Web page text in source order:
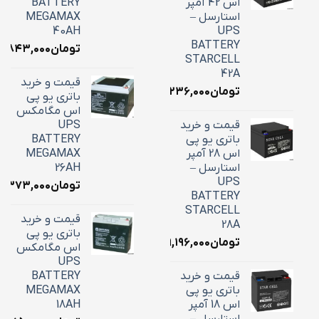
اس 42 آمپر
استارسل –
UPS
BATTERY
STARCELL
42A
تومان۱۶,۲۳۶,۰۰۰
قیمت و خرید
باتری یو پی
اس 28 آمپر
استارسل –
UPS
BATTERY
STARCELL
28A
تومان۹,۱۹۶,۰۰۰
قیمت و خرید
باتری یو پی
اس 18 آمپر
BATTERY
MEGAMAX
40AH
تومان
قیمت و خرید
باتری یو پی
اس مگامکس
UPS
BATTERY
MEGAMAX
26AH
تومان
قیمت و خرید
باتری یو پی
اس مگامکس
UPS
BATTERY
MEGAMAX
18AH